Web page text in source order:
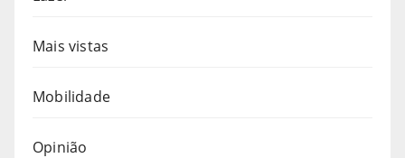
Mais vistas
Mobilidade
Opinião